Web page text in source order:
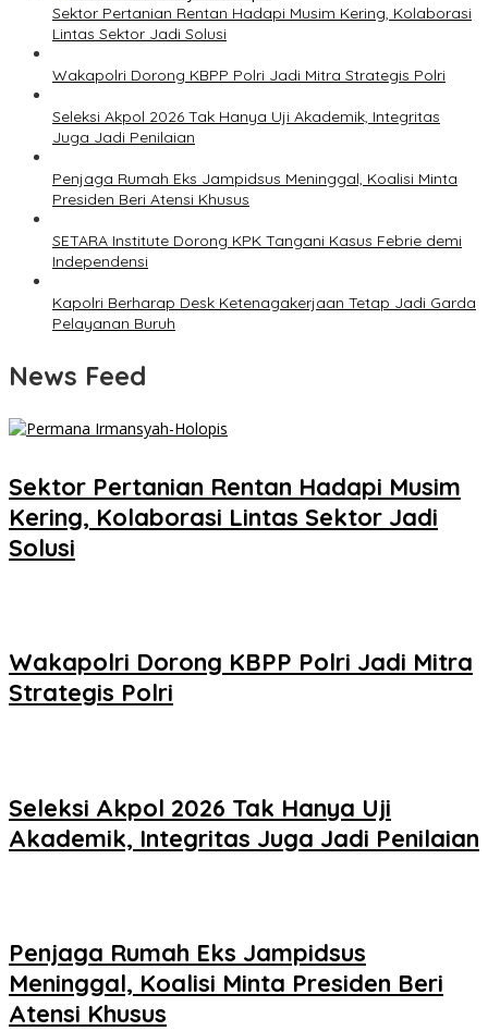
Sektor Pertanian Rentan Hadapi Musim Kering, Kolaborasi
Lintas Sektor Jadi Solusi
Wakapolri Dorong KBPP Polri Jadi Mitra Strategis Polri
Seleksi Akpol 2026 Tak Hanya Uji Akademik, Integritas
Juga Jadi Penilaian
Penjaga Rumah Eks Jampidsus Meninggal, Koalisi Minta
Presiden Beri Atensi Khusus
SETARA Institute Dorong KPK Tangani Kasus Febrie demi
Independensi
Kapolri Berharap Desk Ketenagakerjaan Tetap Jadi Garda
Pelayanan Buruh
News Feed
Sektor Pertanian Rentan Hadapi Musim
Kering, Kolaborasi Lintas Sektor Jadi
Solusi
Wakapolri Dorong KBPP Polri Jadi Mitra
Strategis Polri
Seleksi Akpol 2026 Tak Hanya Uji
Akademik, Integritas Juga Jadi Penilaian
Penjaga Rumah Eks Jampidsus
Meninggal, Koalisi Minta Presiden Beri
Atensi Khusus